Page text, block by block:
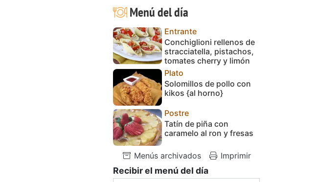
Menú del día
Entrante
Conchiglioni rellenos de
stracciatella, pistachos,
tomates cherry y limón
Plato
Solomillos de pollo con
kikos {al horno}
Postre
Tatín de piña con
caramelo al ron y fresas
Menús archivados Imprimir
Recibir el menú del día